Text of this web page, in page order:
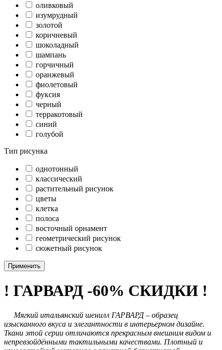
оливковый
изумрудный
золотой
коричневый
шоколадный
шампань
горчичный
оранжевый
фиолетовый
фуксия
черный
терракотовый
синий
голубой
Тип рисунка
однотонный
классический
растительный рисунок
цветы
клетка
полоса
восточный орнамент
геометрический рисунок
сюжетный рисунок
Применить
! ГАРВАРД -60% СКИДКИ !
Мягкий итальянский шенилл ГАРВАРД – образец
изысканного вкуса и элегантности в интерьерном дизайне.
Ткани этой серии отличаются прекрасным внешним видом и
непревзойдёнными тактильными качествами. Плотный и